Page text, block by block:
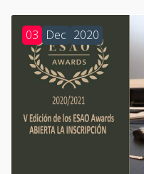
03 Dec 2020